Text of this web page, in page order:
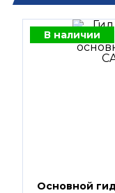
В наличии
Основной